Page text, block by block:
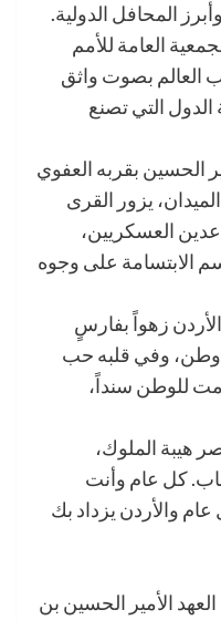
المحافل الدولية.
العامة للأمم
العالم بصوت واثق
التي تصنع
الحسين بقربه العفوي
يزور القرى
العسكريين،
الابتسامة على وجوه
زهواً بفارسٍ
وفي قلبه حب
للوطن سنداً،
هيبة الملوك،
كل عام وأنت
عام والأردن يزداد بك
الأمير الحسين بن